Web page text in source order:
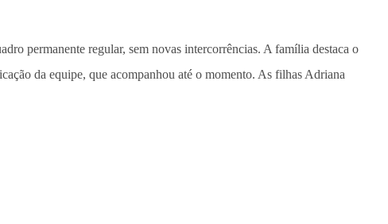
permanente regular, sem novas intercorrências. A família destaca o
da equipe, que acompanhou até o momento. As filhas Adriana